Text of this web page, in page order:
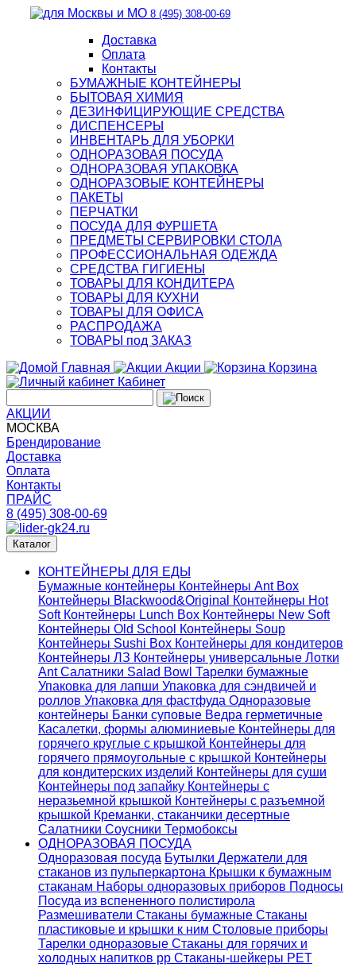
8 (495) 308-00-69
Доставка
Оплата
Контакты
БУМАЖНЫЕ КОНТЕЙНЕРЫ
БЫТОВАЯ ХИМИЯ
ДЕЗИНФИЦИРУЮЩИЕ СРЕДСТВА
ДИСПЕНСЕРЫ
ИНВЕНТАРЬ ДЛЯ УБОРКИ
ОДНОРАЗОВАЯ ПОСУДА
ОДНОРАЗОВАЯ УПАКОВКА
ОДНОРАЗОВЫЕ КОНТЕЙНЕРЫ
ПАКЕТЫ
ПЕРЧАТКИ
ПОСУДА ДЛЯ ФУРШЕТА
ПРЕДМЕТЫ СЕРВИРОВКИ СТОЛА
ПРОФЕССИОНАЛЬНАЯ ОДЕЖДА
СРЕДСТВА ГИГИЕНЫ
ТОВАРЫ ДЛЯ КОНДИТЕРА
ТОВАРЫ ДЛЯ КУХНИ
ТОВАРЫ ДЛЯ ОФИСА
РАСПРОДАЖА
ТОВАРЫ под ЗАКАЗ
Главная
Акции
Корзина
Кабинет
АКЦИИ
МОСКВА
Брендирование
Доставка
Оплата
Контакты
ПРАЙС
8 (495) 308-00-69
Каталог
КОНТЕЙНЕРЫ ДЛЯ ЕДЫ
Бумажные контейнеры Контейнеры Ant Box
Контейнеры Blackwood&Original
Контейнеры Hot
Soft Контейнеры Lunch Box Контейнеры New Soft
Контейнеры Old School Контейнеры Soup
Контейнеры Sushi Box Контейнеры для кондитеров
Контейнеры ЛЗ Контейнеры универсальные Лотки
AntСалатники Salad Bowl Тарелки бумажные
Упаковка для лапши Упаковка для сэндвичей и
роллов Упаковка для фастфуда Одноразовые
контейнеры Банки суповые Ведра герметичные
Касалетки, формы алюминиевые Контейнеры для
горячего круглые с крышкой Контейнеры для
горячего прямоугольные с крышкой Контейнеры
для кондитерских изделий Контейнеры для суши
Контейнеры под запайку Контейнеры с
неразьемной крышкой Контейнеры с разъемной
крышкой Креманки, стаканчики десертные
Салатники Соусники Термобоксы
ОДНОРАЗОВАЯ ПОСУДА
Одноразовая посуда Бутылки Держатели для
стаканов из пульперкартона Крышки к бумажным
стаканам Наборы одноразовых приборов Подносы
Посуда из вспененного полистирола
Размешиватели Стаканы бумажные Стаканы
пластиковые и крышки к ним Столовые приборы
Тарелки одноразовые Стаканы для горячих и
холодных напитков pp Стаканы-шейкеры PET